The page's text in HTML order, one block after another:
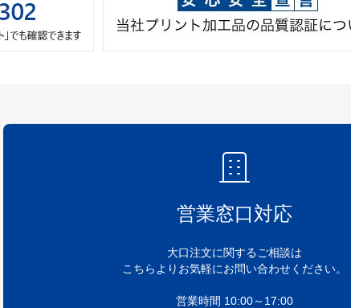
営業窓口対応
大口注文に関するご相談は
こちらよりお気軽にお問い合わせください。
営業時間 10:00～17:00